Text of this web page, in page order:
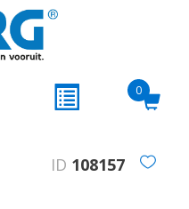
0
ID 108157